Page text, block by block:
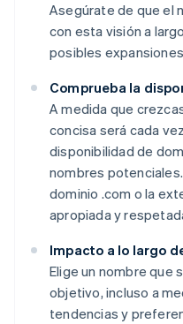
Asegúrate de que el
con esta visión a
posibles
Comprueba la
A medida que
concisa será cada
disponibilidad de
nombres
dominio .com o la
apropiada y
Impacto a lo largo
Elige un nombre que
objetivo, incluso a
tendencias y